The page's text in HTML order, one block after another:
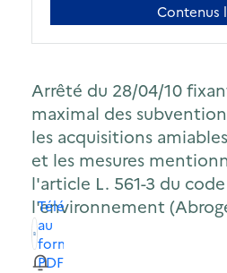
Contenus
Arrêté du 28/04/10
maximal des
les acquisitions
et les mesures
l'article L. 561-3 du
l'environnement
Télécharger
au
format
PDF